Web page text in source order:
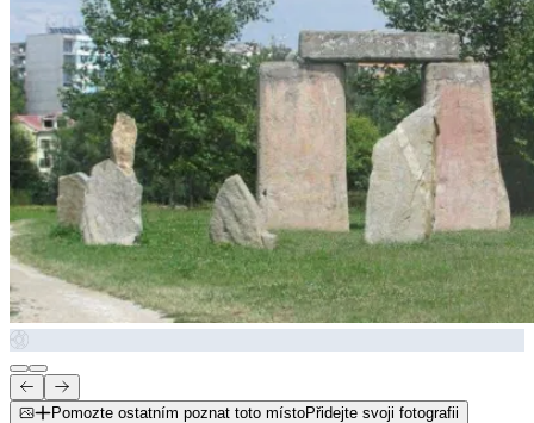
Pomozte ostatním poznat toto místoPřidejte svoji fotografii